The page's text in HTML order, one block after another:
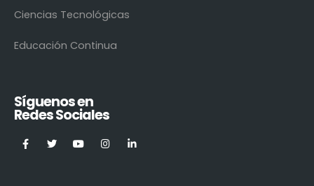
Ciencias Tecnológicas
Educación Continua
Síguenos en
Redes Sociales